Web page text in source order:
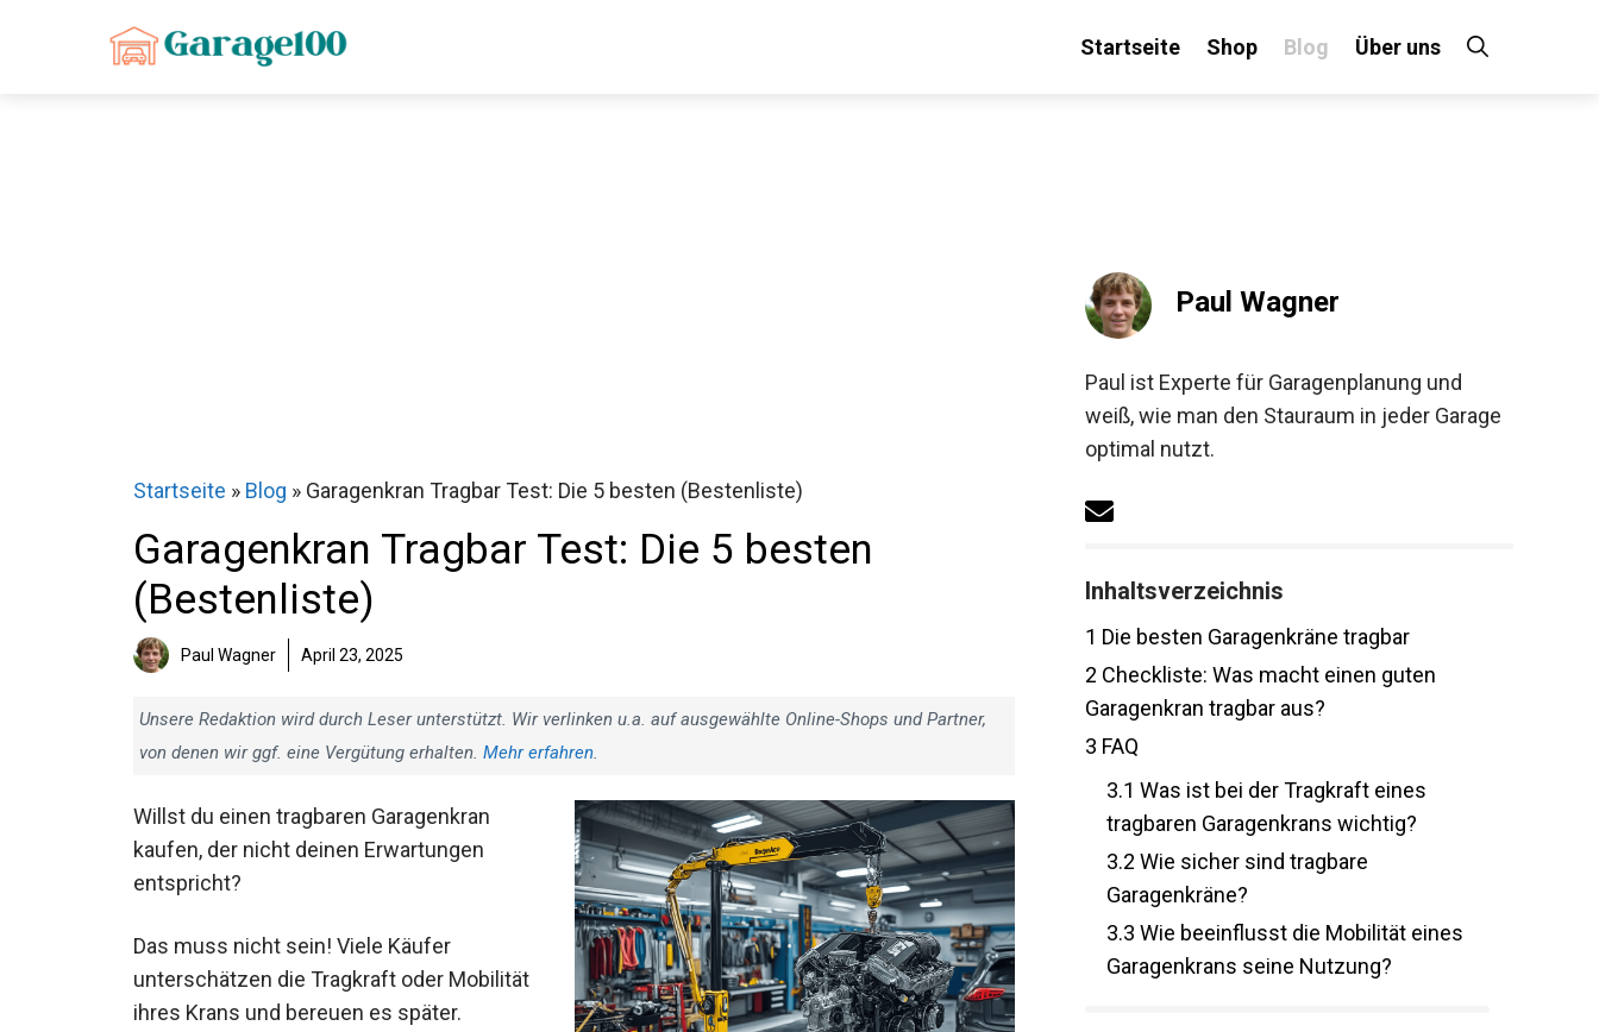
Startseite Shop Blog Über uns
Startseite » Blog » Garagenkran Tragbar Test: Die 5 besten (Bestenliste)
Garagenkran Tragbar Test: Die 5 besten
(Bestenliste)
Paul Wagner April 23, 2025
Unsere Redaktion wird durch Leser unterstützt. Wir verlinken u.a. auf ausgewählte Online-Shops und Partner,
von denen wir ggf. eine Vergütung erhalten. Mehr erfahren.
Willst du einen tragbaren Garagenkran
kaufen, der nicht deinen Erwartungen
entspricht?
Das muss nicht sein! Viele Käufer
unterschätzen die Tragkraft oder Mobilität
ihres Krans und bereuen es später.
Paul Wagner
Paul ist Experte für Garagenplanung und
weiß, wie man den Stauraum in jeder Garage
optimal nutzt.
Inhaltsverzeichnis
1 Die besten Garagenkräne tragbar
2 Checkliste: Was macht einen guten
Garagenkran tragbar aus?
3 FAQ
3.1 Was ist bei der Tragkraft eines
tragbaren Garagenkrans wichtig?
3.2 Wie sicher sind tragbare
Garagenkräne?
3.3 Wie beeinflusst die Mobilität eines
Garagenkrans seine Nutzung?